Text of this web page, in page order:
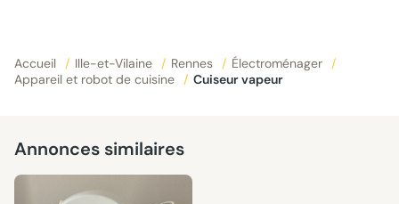
Accueil / Ille-et-Vilaine / Rennes / Électroménager
/
Appareil et robot de cuisine
/ Cuiseur vapeur
Annonces similaires